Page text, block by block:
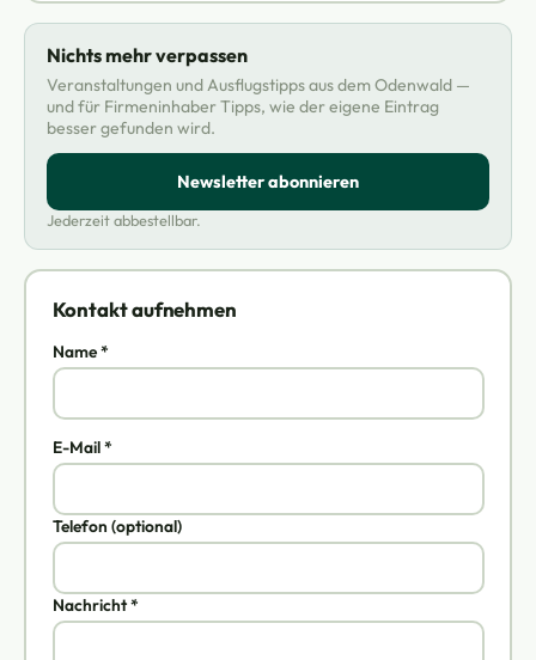
Kontakt aufnehmen
Name *
E-Mail *
Telefon (optional)
Nachricht *
Nichts mehr verpassen
Veranstaltungen und Ausflugstipps aus dem Odenwald —
und für Firmeninhaber Tipps, wie der eigene Eintrag
besser gefunden wird.
Newsletter abonnieren
Jederzeit abbestellbar.